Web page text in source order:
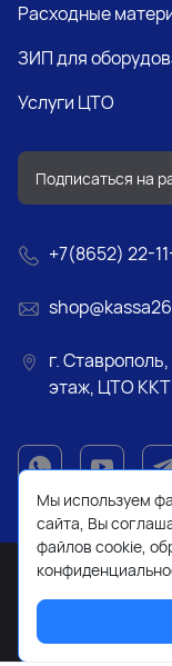
Расходные
ЗИП для
Услуги ЦТО
+7(8652) 22-
г.
этаж, ЦТО
2026 © Все
Мы используем
сайта, Вы
файлов cookie,